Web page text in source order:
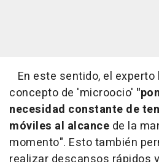
En este sentido, el experto
concepto de 'microocio'
necesidad constante de
móviles al alcance de la
momento". Esto también